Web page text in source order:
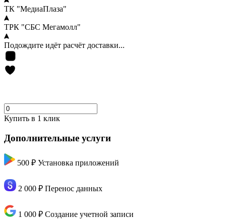
ТК "МедиаПлаза"
ТРК "СБС Мегамолл"
Подождите идёт расчёт доставки...
Купить в 1 клик
Дополнительные услуги
500 ₽ Установка приложений
2 000 ₽ Перенос данных
1 000 ₽ Создание учетной записи